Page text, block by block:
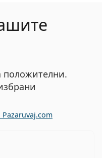
положителни.